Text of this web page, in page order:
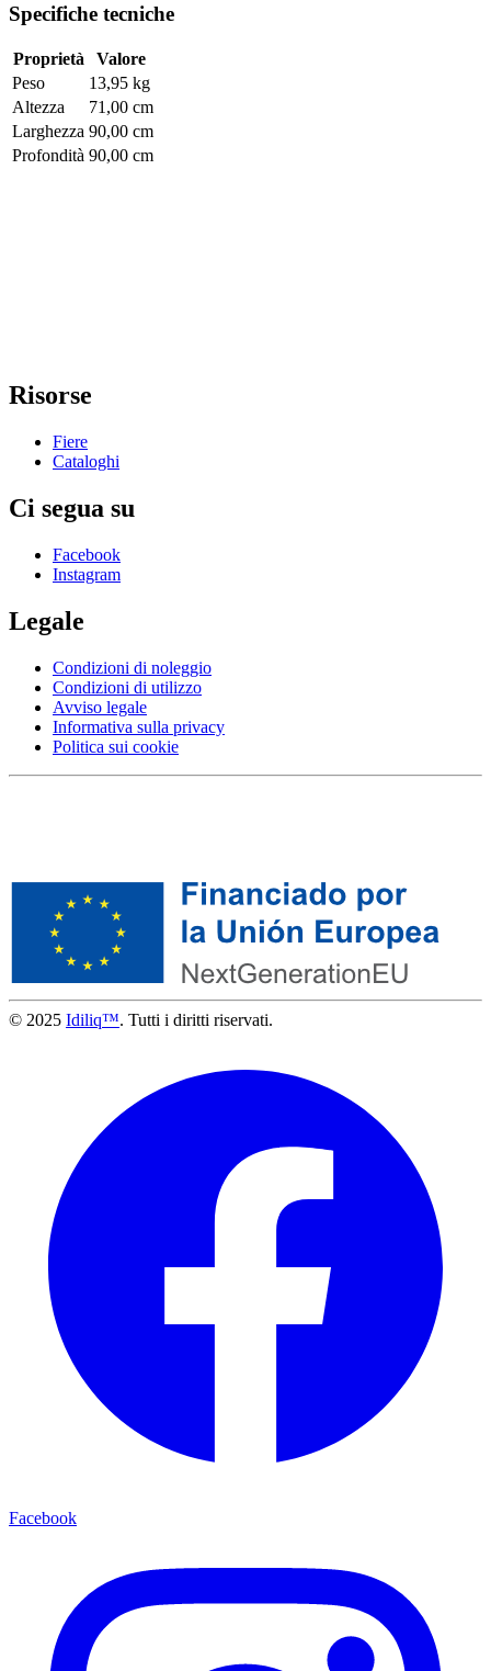
Specifiche tecniche
Proprietà
Valore
Peso
13,95 kg
Altezza
71,00 cm
Larghezza 90,00 cm
Profondità 90,00 cm
Risorse
Fiere
Cataloghi
Ci segua su
Facebook
Instagram
Legale
Condizioni di noleggio
Condizioni di utilizzo
Avviso legale
Informativa sulla privacy
Politica sui cookie
© 2025 Idiliq™. Tutti i diritti riservati.
Facebook